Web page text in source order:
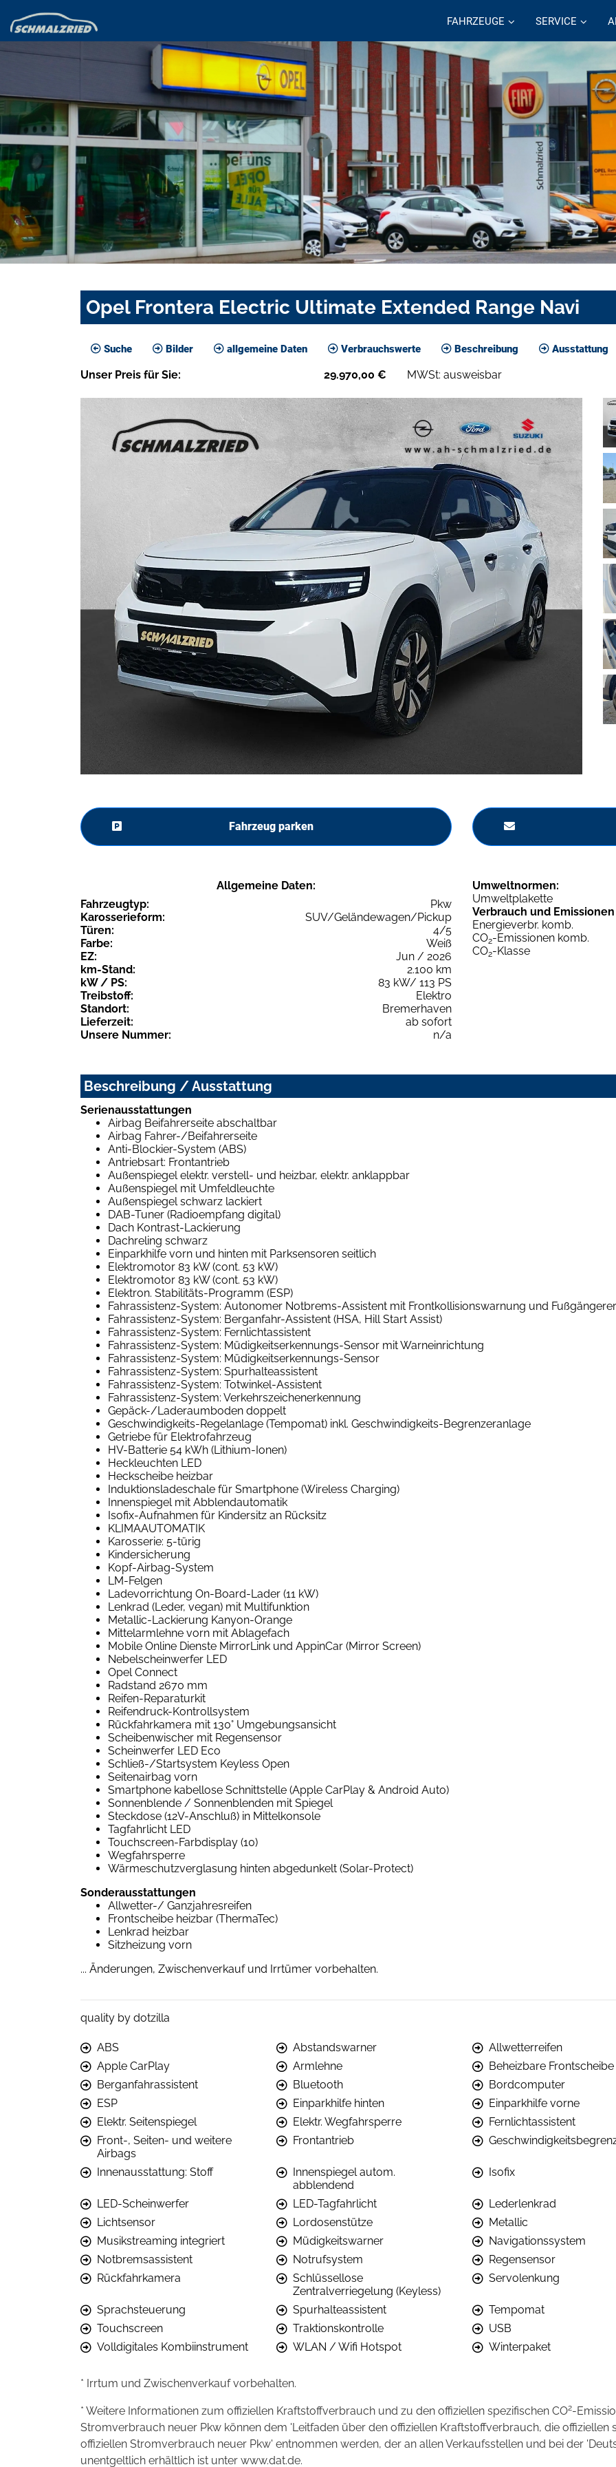
FAHRZEUGE SERVICE
Opel Frontera Electric Ultimate Extended Range Navi
Suche Bilder allgemeine Daten Verbrauchswerte Beschreibung Ausstattung
Unser Preis für Sie: 29.970,00 € MWSt: ausweisbar
Fahrzeug parken
Allgemeine Daten:
Fahrzeugtyp:
Pkw
Karosserieform:
SUV/Geländewagen/Pickup
Türen:
4/5
Farbe:
Weiß
EZ:
Jun / 2026
km-Stand:
2.100 km
kW / PS:
83 kW/ 113 PS
Treibstoff:
Elektro
Standort:
Bremerhaven
Lieferzeit:
ab sofort
Unsere Nummer:
n/a
Umweltnormen:
Umweltplakette
Verbrauch und Emissionen
Energieverbr. komb.
CO2-Emissionen komb.
CO2-Klasse
Beschreibung / Ausstattung
Serienausstattungen
Airbag Beifahrerseite abschaltbar
Airbag Fahrer-/Beifahrerseite
Anti-Blockier-System (ABS)
Antriebsart: Frontantrieb
Außenspiegel elektr. verstell- und heizbar, elektr. anklappbar
Außenspiegel mit Umfeldleuchte
Außenspiegel schwarz lackiert
DAB-Tuner (Radioempfang digital)
Dach Kontrast-Lackierung
Dachreling schwarz
Einparkhilfe vorn und hinten mit Parksensoren seitlich
Elektromotor 83 kW (cont. 53 kW)
Elektromotor 83 kW (cont. 53 kW)
Elektron. Stabilitäts-Programm (ESP)
Fahrassistenz-System: Autonomer Notbrems-Assistent mit Frontkollisionswarnung und
Fahrassistenz-System: Berganfahr-Assistent (HSA, Hill Start Assist)
Fahrassistenz-System: Fernlichtassistent
Fahrassistenz-System: Müdigkeitserkennungs-Sensor mit Warneinrichtung
Fahrassistenz-System: Müdigkeitserkennungs-Sensor
Fahrassistenz-System: Spurhalteassistent
Fahrassistenz-System: Totwinkel-Assistent
Fahrassistenz-System: Verkehrszeichenerkennung
Gepäck-/Laderaumboden doppelt
Geschwindigkeits-Regelanlage (Tempomat) inkl. Geschwindigkeits-Begrenzeranlage
Getriebe für Elektrofahrzeug
HV-Batterie 54 kWh (Lithium-Ionen)
Heckleuchten LED
Heckscheibe heizbar
Induktionsladeschale für Smartphone (Wireless Charging)
Innenspiegel mit Abblendautomatik
Isofix-Aufnahmen für Kindersitz an Rücksitz
KLIMAAUTOMATIK
Karosserie: 5-türig
Kindersicherung
Kopf-Airbag-System
LM-Felgen
Ladevorrichtung On-Board-Lader (11 kW)
Lenkrad (Leder, vegan) mit Multifunktion
Metallic-Lackierung Kanyon-Orange
Mittelarmlehne vorn mit Ablagefach
Mobile Online Dienste MirrorLink und AppinCar (Mirror Screen)
Nebelscheinwerfer LED
Opel Connect
Radstand 2670 mm
Reifen-Reparaturkit
Reifendruck-Kontrollsystem
Rückfahrkamera mit 130° Umgebungsansicht
Scheibenwischer mit Regensensor
Scheinwerfer LED Eco
Schließ-/Startsystem Keyless Open
Seitenairbag vorn
Smartphone kabellose Schnittstelle (Apple CarPlay & Android Auto)
Sonnenblende / Sonnenblenden mit Spiegel
Steckdose (12V-Anschluß) in Mittelkonsole
Tagfahrlicht LED
Touchscreen-Farbdisplay (10)
Wegfahrsperre
Wärmeschutzverglasung hinten abgedunkelt (Solar-Protect)
Sonderausstattungen
Allwetter-/ Ganzjahresreifen
Frontscheibe heizbar (ThermaTec)
Lenkrad heizbar
Sitzheizung vorn
... Änderungen, Zwischenverkauf und Irrtümer vorbehalten.
quality by dotzilla
ABS Abstandswarner Allwetterreifen
Apple CarPlay
Armlehne Beheizbare Frontscheibe
Berganfahrassistent
Bluetooth Bordcomputer
ESP
Einparkhilfe hinten Einparkhilfe vorne
Elektr. Seitenspiegel
Elektr. Wegfahrsperre Fernlichtassistent
Front-, Seiten- und weitere
Airbags
Frontantrieb
Innenausstattung: Stoff
Innenspiegel autom.
abblendend
Isofix
LED-Scheinwerfer LED-Tagfahrlicht Lederlenkrad
Lichtsensor
Lordosenstütze Metallic
Musikstreaming integriert
Müdigkeitswarner Navigationssystem
Notbremsassistent
Notrufsystem Regensensor
Rückfahrkamera
Schlüssellose
Zentralverriegelung (Keyless)
Servolenkung
Sprachsteuerung Spurhalteassistent Tempomat
Touchscreen
Traktionskontrolle USB
Volldigitales Kombiinstrument
WLAN / Wifi Hotspot Winterpaket
* Irrtum und Zwischenverkauf vorbehalten.
* Weitere Informationen zum offiziellen Kraftstoffverbrauch und zu den offiziellen spezifischen CO2-
Stromverbrauch neuer Pkw können dem 'Leitfaden über den offiziellen Kraftstoffverbrauch, die offiziellen
offiziellen Stromverbrauch neuer Pkw' entnommen werden, der an allen Verkaufsstellen und bei der
unentgeltlich erhältlich ist unter www.dat.de.